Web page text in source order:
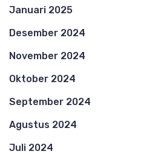
Januari 2025
Desember 2024
November 2024
Oktober 2024
September 2024
Agustus 2024
Juli 2024